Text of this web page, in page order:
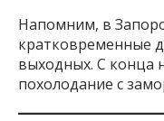
Напомним, в
кратковременные
выходных. С конца
похолодание с